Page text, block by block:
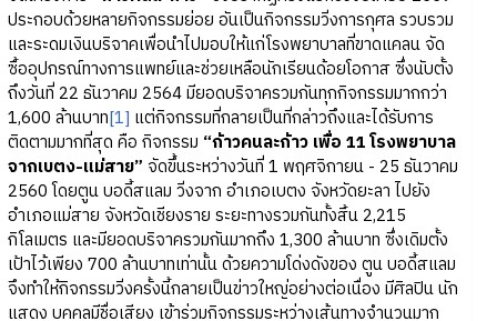
ประกอบด้วยหลายกิจกรรมย่อย อันเป็นกิจกรรมวิ่งการกุศล รวบรวม
และระดมเงินบริจาคเพื่อนำไปมอบให้แก่โรงพยาบาลที่ขาดแคลน จัด
ซื้ออุปกรณ์ทางการแพทย์และช่วยเหลือนักเรียนด้อยโอกาส ซึ่งนับตั้ง
ถึงวันที่ 22 ธันวาคม 2564 มียอดบริจาครวมกันทุกกิจกรรมมากกว่า
1,600 ล้านบาท[1] แต่กิจกรรมที่กลายเป็นที่กล่าวถึงและได้รับการ
ติดตามมากที่สุด คือ กิจกรรม “ก้าวคนละก้าว เพื่อ 11 โรงพยาบาล
จากเบตง-แม่สาย” จัดขึ้นระหว่างวันที่ 1 พฤศจิกายน - 25 ธันวาคม
2560 โดยตูน บอดี้สแลม วิ่งจาก อำเภอเบตง จังหวัดยะลา ไปยัง
อำเภอแม่สาย จังหวัดเชียงราย ระยะทางรวมกันทั้งสิ้น 2,215
กิโลเมตร และมียอดบริจาครวมกันมากถึง 1,300 ล้านบาท ซึ่งเดิมตั้ง
เป้าไว้เพียง 700 ล้านบาทเท่านั้น ด้วยความโด่งดังของ ตูน บอดี้สแลม
จึงทำให้กิจกรรมวิ่งครั้งนี้กลายเป็นข่าวใหญ่อย่างต่อเนื่อง มีศิลปิน นัก
แสดง บุคคลมีชื่อเสียง เข้าร่วมกิจกรรมระหว่างเส้นทางจำนวนมาก